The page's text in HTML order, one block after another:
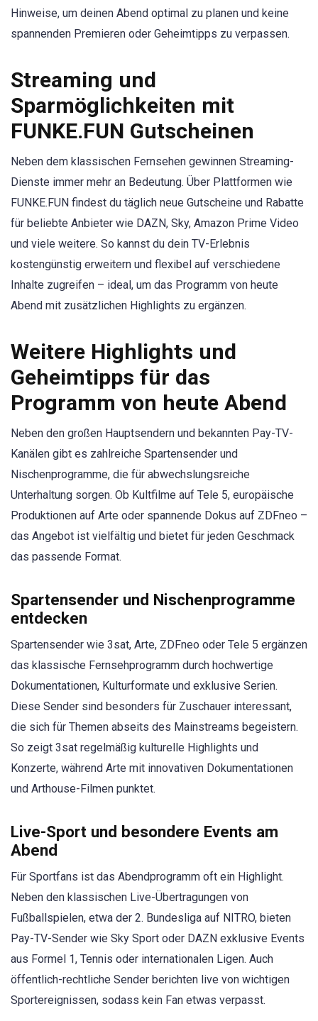
Hinweise, um deinen Abend optimal zu planen und keine
spannenden Premieren oder Geheimtipps zu verpassen.
Streaming und
Sparmöglichkeiten mit
FUNKE.FUN Gutscheinen
Neben dem klassischen Fernsehen gewinnen Streaming-
Dienste immer mehr an Bedeutung. Über Plattformen wie
FUNKE.FUN findest du täglich neue Gutscheine und Rabatte
für beliebte Anbieter wie DAZN, Sky, Amazon Prime Video
und viele weitere. So kannst du dein TV-Erlebnis
kostengünstig erweitern und flexibel auf verschiedene
Inhalte zugreifen – ideal, um das Programm von heute
Abend mit zusätzlichen Highlights zu ergänzen.
Weitere Highlights und
Geheimtipps für das
Programm von heute Abend
Neben den großen Hauptsendern und bekannten Pay-TV-
Kanälen gibt es zahlreiche Spartensender und
Nischenprogramme, die für abwechslungsreiche
Unterhaltung sorgen. Ob Kultfilme auf Tele 5, europäische
Produktionen auf Arte oder spannende Dokus auf ZDFneo –
das Angebot ist vielfältig und bietet für jeden Geschmack
das passende Format.
Spartensender und Nischenprogramme
entdecken
Spartensender wie 3sat, Arte, ZDFneo oder Tele 5 ergänzen
das klassische Fernsehprogramm durch hochwertige
Dokumentationen, Kulturformate und exklusive Serien.
Diese Sender sind besonders für Zuschauer interessant,
die sich für Themen abseits des Mainstreams begeistern.
So zeigt 3sat regelmäßig kulturelle Highlights und
Konzerte, während Arte mit innovativen Dokumentationen
und Arthouse-Filmen punktet.
Live-Sport und besondere Events am
Abend
Für Sportfans ist das Abendprogramm oft ein Highlight.
Neben den klassischen Live-Übertragungen von
Fußballspielen, etwa der 2. Bundesliga auf NITRO, bieten
Pay-TV-Sender wie Sky Sport oder DAZN exklusive Events
aus Formel 1, Tennis oder internationalen Ligen. Auch
öffentlich-rechtliche Sender berichten live von wichtigen
Sportereignissen, sodass kein Fan etwas verpasst.